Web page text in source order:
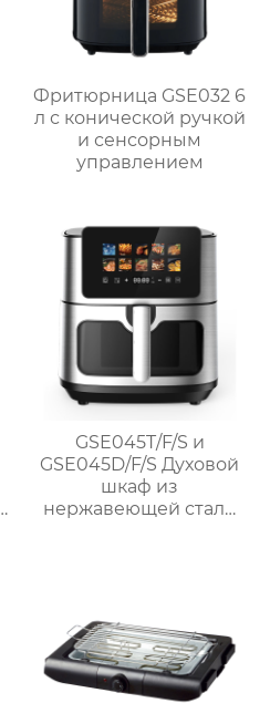
Фритюрница GSE032 6
л с конической ручкой
и сенсорным
управлением
GSE045T/F/S и
GSE045D/F/S Духовой
шкаф из
нержавеющей стали